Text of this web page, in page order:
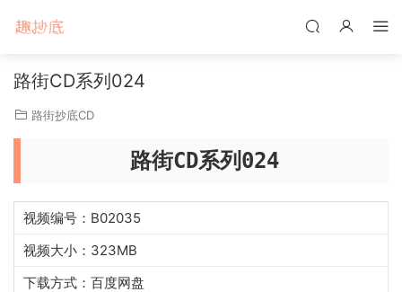
路街CD系列024
路街抄底CD
路街CD系列024
视频编号：B02035
视频大小：323MB
下载方式：百度网盘